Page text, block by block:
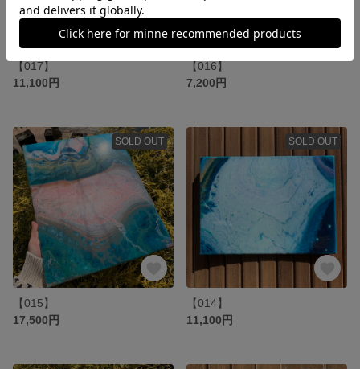
【017】
11,100円
【016】
7,200円
SOLD OUT
【015】
17,500円
SOLD OUT
【014】
11,100円